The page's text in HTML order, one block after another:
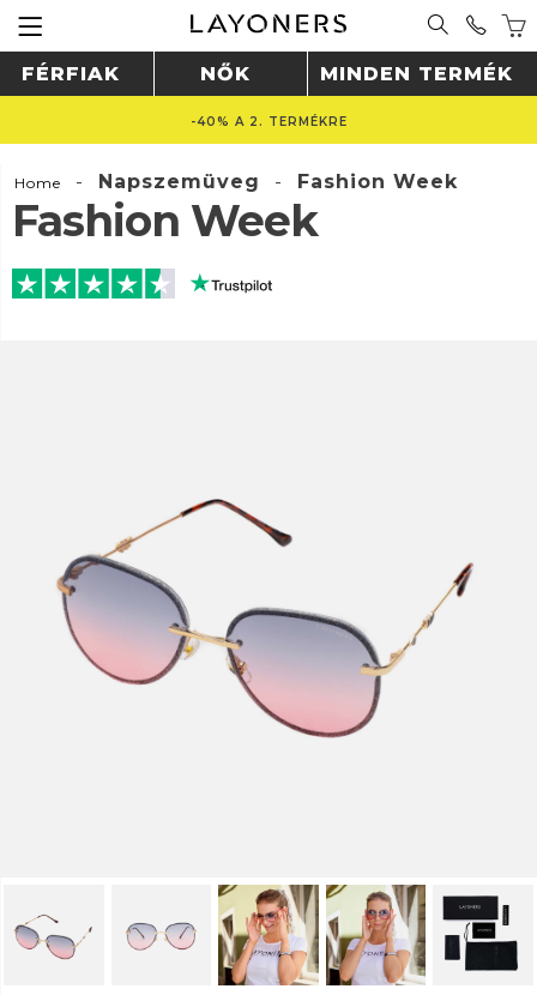
FÉRFIAK NŐK MINDEN TERMÉK
-40% A 2. TERMÉKRE
Home - Napszemüveg - Fashion Week
Fashion Week